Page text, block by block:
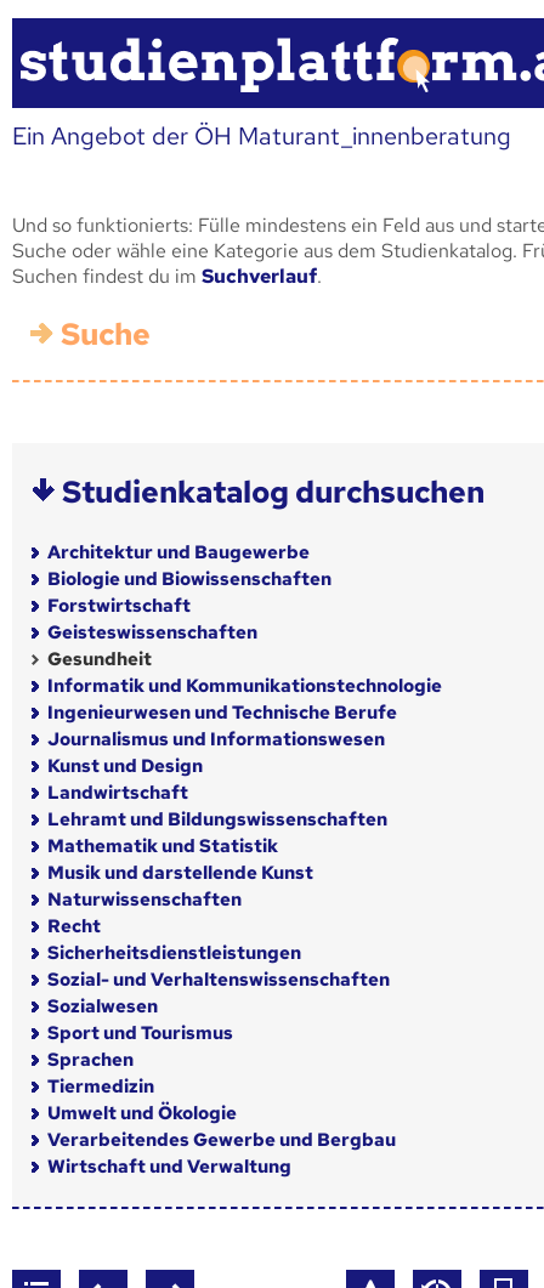
Ein Angebot der ÖH Maturant_innenberatung
Und so funktionierts: Fülle mindestens ein Feld aus und
Suche oder wähle eine Kategorie aus dem Studienkatalog.
Suchen findest du im Suchverlauf.
Suche
Studienkatalog durchsuchen
Architektur und Baugewerbe
Biologie und Biowissenschaften
Forstwirtschaft
Geisteswissenschaften
Gesundheit
Informatik und Kommunikationstechnologie
Ingenieurwesen und Technische Berufe
Journalismus und Informationswesen
Kunst und Design
Landwirtschaft
Lehramt und Bildungswissenschaften
Mathematik und Statistik
Musik und darstellende Kunst
Naturwissenschaften
Recht
Sicherheitsdienstleistungen
Sozial- und Verhaltenswissenschaften
Sozialwesen
Sport und Tourismus
Sprachen
Tiermedizin
Umwelt und Ökologie
Verarbeitendes Gewerbe und Bergbau
Wirtschaft und Verwaltung